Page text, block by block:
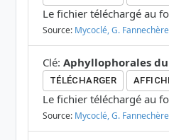
Le fichier téléchargé au
Source: Mycoclé, G. Fannechère
Clé: Aphyllophorales
TÉLÉCHARGER
Le fichier téléchargé au
Source: Mycoclé, G. Fannechère